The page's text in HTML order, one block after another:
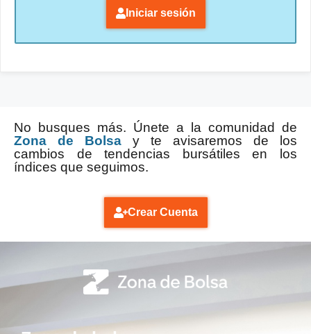
Iniciar sesión
No busques más. Únete a la comunidad de
Zona de Bolsa y te avisaremos de los
cambios de tendencias bursátiles en los
índices que seguimos.
Crear Cuenta